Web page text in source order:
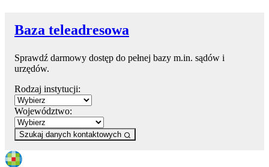
Baza teleadresowa
Sprawdź darmowy dostęp do pełnej bazy m.in. sądów i
urzędów.
Rodzaj instytucji:
Województwo:
Szukaj danych kontaktowych